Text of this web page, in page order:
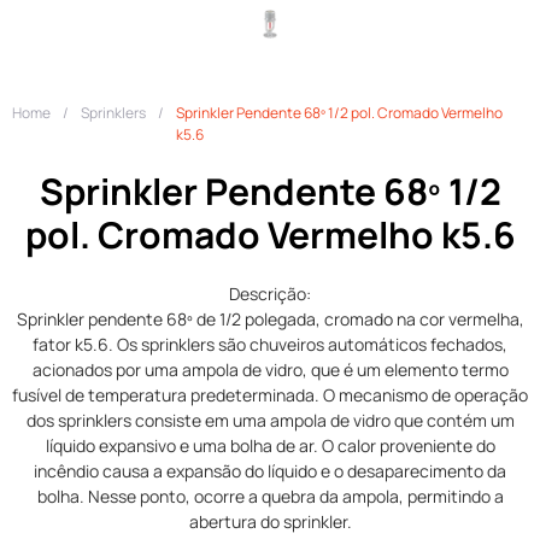
Home / Sprinklers /
Sprinkler Pendente 68º 1/2 pol. Cromado Vermelho
k5.6
Sprinkler Pendente 68º 1/2
pol. Cromado Vermelho k5.6
Descrição:
Sprinkler pendente 68º de 1/2 polegada, cromado na cor vermelha,
fator k5.6. Os sprinklers são chuveiros automáticos fechados,
acionados por uma ampola de vidro, que é um elemento termo
fusível de temperatura predeterminada. O mecanismo de operação
dos sprinklers consiste em uma ampola de vidro que contém um
líquido expansivo e uma bolha de ar. O calor proveniente do
incêndio causa a expansão do líquido e o desaparecimento da
bolha. Nesse ponto, ocorre a quebra da ampola, permitindo a
abertura do sprinkler.